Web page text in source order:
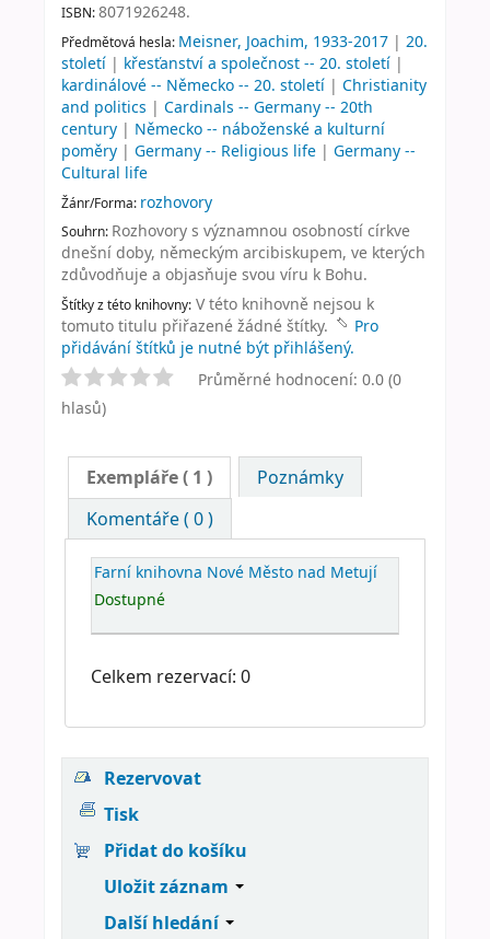
ISBN:8071926248.
Předmětová hesla: Meisner, Joachim, 1933-2017 | 20.
století | křesťanství a společnost -- 20. století |
kardinálové -- Německo -- 20. století | Christianity
and politics | Cardinals -- Germany -- 20th
century | Německo -- náboženské a kulturní
poměry | Germany -- Religious life | Germany --
Cultural life
Žánr/Forma: rozhovory
Souhrn: Rozhovory s významnou osobností církve
dnešní doby, německým arcibiskupem, ve kterých
zdůvodňuje a objasňuje svou víru k Bohu.
Štítky z této knihovny: V této knihovně nejsou k
tomuto titulu přiřazené žádné štítky.
Pro
přidávání štítků je nutné být přihlášený.
Průměrné hodnocení: 0.0 (0
hlasů)
Exempláře( 1 )
Poznámky
Komentáře ( 0 )
Farní knihovna Nové Město nad Metují
Dostupné
Celkem rezervací: 0
Rezervovat
Tisk
Přidat do košíku
Uložit záznam
Další hledání